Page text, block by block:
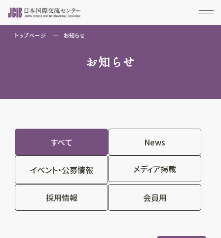
トップページ お知らせ
お知らせ
すべて News
イベント・公募情報 メディア掲載
採用情報 会員用